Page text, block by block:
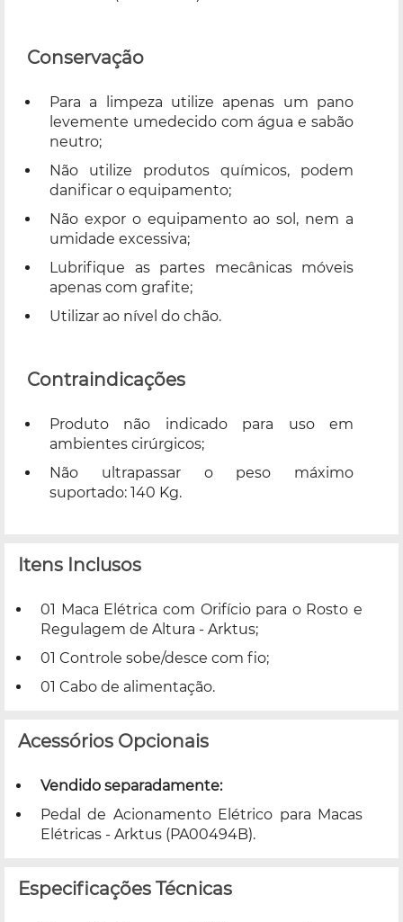
Conservação
Para a limpeza utilize apenas um pano
levemente umedecido com água e sabão
neutro;
Não utilize produtos químicos, podem
danificar o equipamento;
Não expor o equipamento ao sol, nem a
umidade excessiva;
Lubrifique as partes mecânicas móveis
apenas com grafite;
Utilizar ao nível do chão.
Contraindicações
Produto não indicado para uso em
ambientes cirúrgicos;
Não ultrapassar o peso máximo
suportado: 140 Kg.
Itens Inclusos
01 Maca Elétrica com Orifício para o Rosto e
Regulagem de Altura - Arktus;
01 Controle sobe/desce com fio;
01 Cabo de alimentação.
Acessórios Opcionais
Vendido separadamente:
Pedal de Acionamento Elétrico para Macas
Elétricas - Arktus (PA00494B).
Especificações Técnicas